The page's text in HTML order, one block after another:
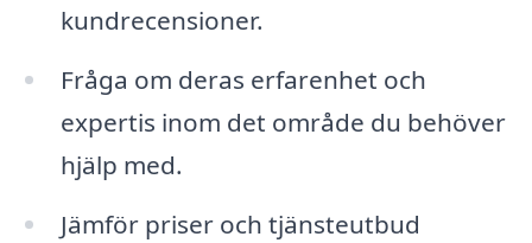
kundrecensioner.
Fråga om deras erfarenhet och
expertis inom det område du behöver
hjälp med.
Jämför priser och tjänsteutbud